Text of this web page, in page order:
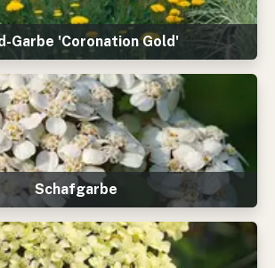
Garbe 'Coronation Gold'
Schafgarbe